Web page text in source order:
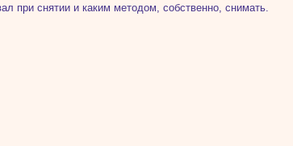
при снятии и каким методом, собственно, снимать.